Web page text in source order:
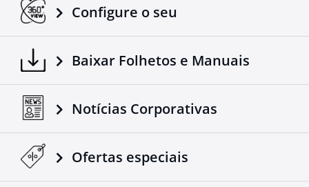
Configure o seu
Baixar Folhetos e Manuais
Notícias Corporativas
Ofertas especiais